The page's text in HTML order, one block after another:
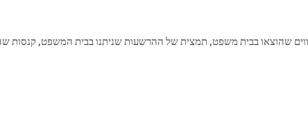
שהוצאו בבית משפט, תמצית של ההרשעות שניתנו בבית המשפט, קנסות